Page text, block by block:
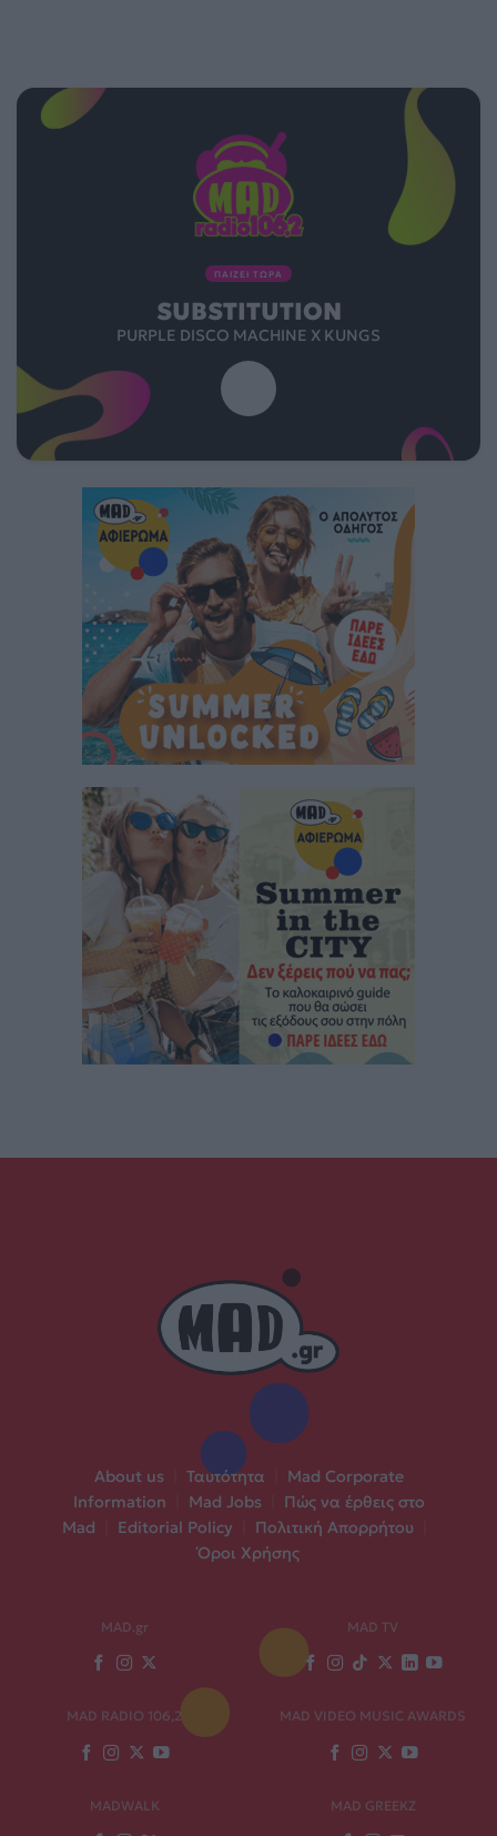
ΠΑΙΖΕΙ ΤΩΡΑ
SUBSTITUTION
PURPLE DISCO MACHINE X KUNGS
About us Ταυτότητα
Mad Corporate
Information
Mad Jobs
Πώς να έρθεις στο
Mad
Editorial Policy Πολιτική Απορρήτου
Όροι Χρήσης
MAD.gr MAD TV
MAD RADIO 106,2 MAD VIDEO MUSIC AWARDS
MADWALK MAD GREEKZ